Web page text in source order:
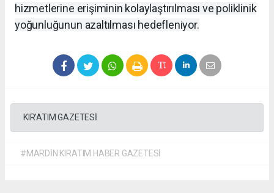
hizmetlerine erişiminin kolaylaştırılması ve poliklinik
yoğunluğunun azaltılması hedefleniyor.
KIR'ATIM GAZETESİ
#MARDİN KIRATIM HABER GAZETESİ